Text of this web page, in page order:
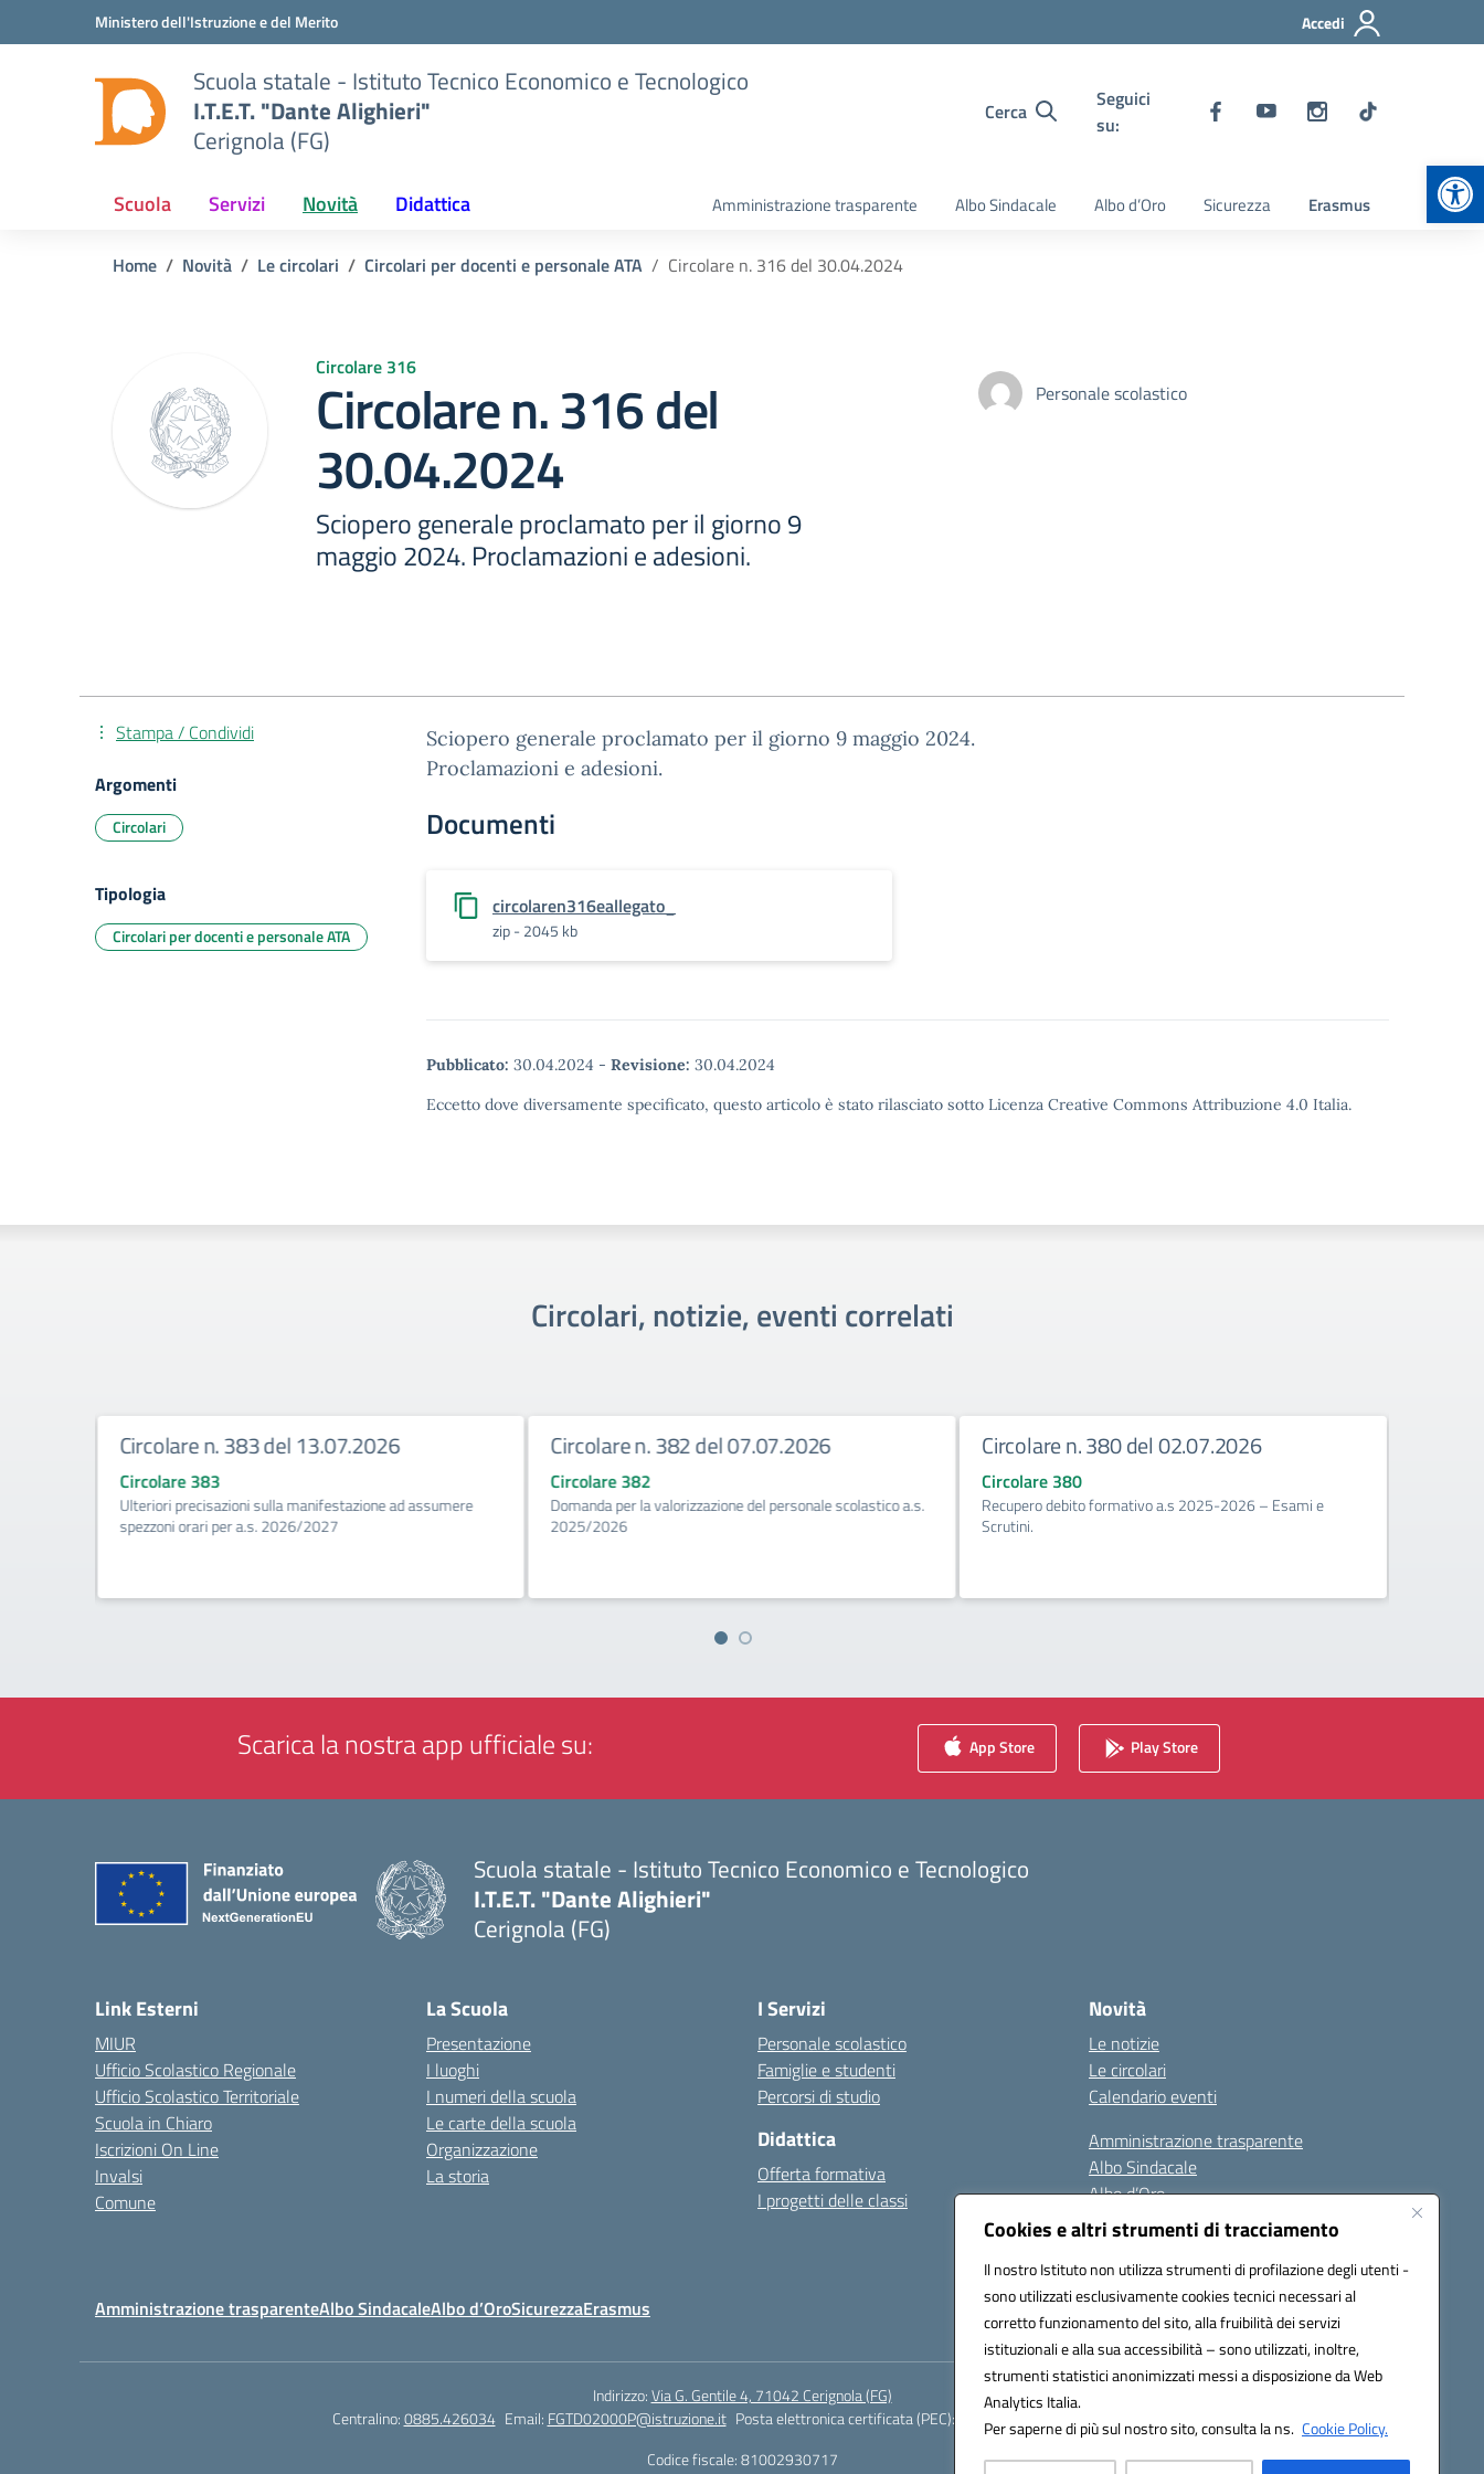
Cookies e altri strumenti di tracciamento
Il nostro Istituto non utilizza strumenti di profilazione degli utenti -
sono utilizzati esclusivamente cookies tecnici necessari al
corretto funzionamento del sito, alla fruibilità dei servizi
istituzionali e alla sua accessibilità – sono utilizzati, inoltre,
strumenti statistici anonimizzati messi a disposizione da Web
Analytics Italia.
Per saperne di più sul nostro sito, consulta la ns. Cookie Policy.
Vai ai contenuti
Vai al menu di navigazioneMinistero dell'Istruzione e del Merito Accedi
Scuola statale - Istituto Tecnico Economico e Tecnologico
I.T.E.T. "Dante Alighieri"
Cerignola (FG)
Cerca
Seguici
su:
Scuola Servizi Novità Didattica Amministrazione trasparente Albo Sindacale Albo d’Oro Sicurezza Erasmus
Home Novità Le circolari Circolari per docenti e personale ATA Circolare n. 316 del 30.04.2024
Circolare 316
Circolare n. 316 del
30.04.2024
Sciopero generale proclamato per il giorno 9
maggio 2024. Proclamazioni e adesioni.
Personale scolastico
Sciopero generale proclamato per il giorno 9 maggio 2024.
Proclamazioni e adesioni.
Documenti
circolaren316eallegato_
zip - 2045 kb
Pubblicato: 30.04.2024 - Revisione: 30.04.2024
Eccetto dove diversamente specificato, questo articolo è stato rilasciato sotto Licenza Creative Commons Attribuzione 4.0 Italia.
Stampa / Condividi
Argomenti
Circolari
Tipologia
Circolari per docenti e personale ATA
Circolari, notizie, eventi correlati
Circolare n. 383 del 13.07.2026
Circolare 383
Ulteriori precisazioni sulla manifestazione ad assumere
spezzoni orari per a.s. 2026/2027
Circolare n. 382 del 07.07.2026
Circolare 382
Domanda per la valorizzazione del personale scolastico a.s.
2025/2026
Circolare n. 380 del 02.07.2026
Circolare 380
Recupero debito formativo a.s 2025-2026 – Esami e
Scrutini.
Scarica la nostra app ufficiale su: App Store Play Store
Scuola statale - Istituto Tecnico Economico e Tecnologico
I.T.E.T. "Dante Alighieri"
Cerignola (FG)
Link Esterni
MIUR
Ufficio Scolastico Regionale
Ufficio Scolastico Territoriale
Scuola in Chiaro
Iscrizioni On Line
Invalsi
Comune
La Scuola
Presentazione
I luoghi
I numeri della scuola
Le carte della scuola
Organizzazione
La storia
I Servizi
Personale scolastico
Famiglie e studenti
Percorsi di studio
Didattica
Offerta formativa
I progetti delle classi
Novità
Le notizie
Le circolari
Calendario eventi
Amministrazione trasparente
Albo Sindacale
Albo d’Oro
Sicurezza
Erasmus
Amministrazione trasparenteAlbo SindacaleAlbo d’OroSicurezzaErasmus Seguici su:
Indirizzo:Via G. Gentile 4, 71042 Cerignola (FG)
Centralino:0885.426034 Email: FGTD02000P@istruzione.it Posta elettronica certificata (PEC):
fgtd02000p@pec.istruzione.it
Codice fiscale: 81002930717